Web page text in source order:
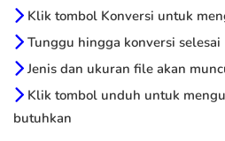
Klik tombol Konversi untuk
Tunggu hingga konversi selesai
Jenis dan ukuran file akan
Klik tombol unduh untuk
butuhkan